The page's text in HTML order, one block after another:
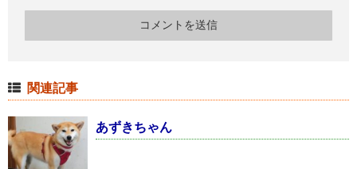
関連記事
あずきちゃん